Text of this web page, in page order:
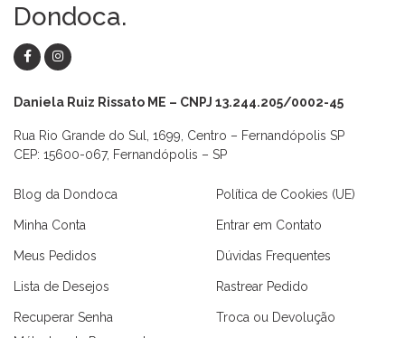
Dondoca.
Daniela Ruiz Rissato ME – CNPJ 13.244.205/0002-45
Rua Rio Grande do Sul, 1699, Centro – Fernandópolis SP
CEP: 15600-067, Fernandópolis – SP
Blog da Dondoca
Minha Conta
Meus Pedidos
Lista de Desejos
Recuperar Senha
Política de Cookies (UE)
Entrar em Contato
Dúvidas Frequentes
Rastrear Pedido
Troca ou Devolução